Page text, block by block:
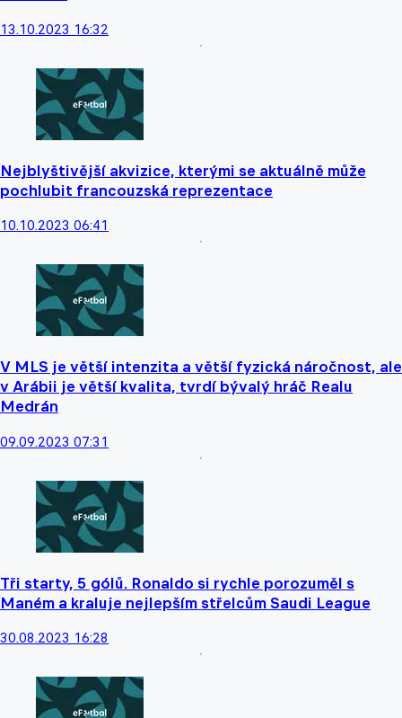
13.10.2023 16:32
Nejblyštivější akvizice, kterými se aktuálně může
pochlubit francouzská reprezentace
10.10.2023 06:41
V MLS je větší intenzita a větší fyzická náročnost, ale
v Arábii je větší kvalita, tvrdí bývalý hráč Realu
Medrán
09.09.2023 07:31
Tři starty, 5 gólů. Ronaldo si rychle porozuměl s
Maném a kraluje nejlepším střelcům Saudi League
30.08.2023 16:28